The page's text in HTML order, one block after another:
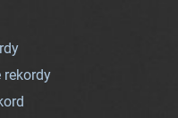
rekordy